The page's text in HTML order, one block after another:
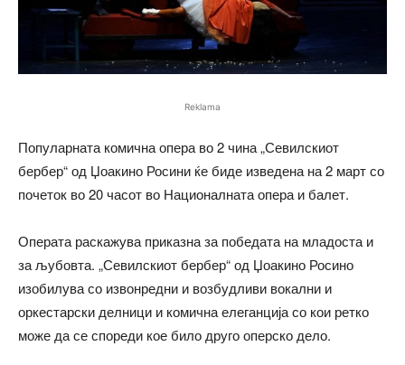
Reklama
Популарната комична опера во 2 чина „Севилскиот
бербер“ од Џоакино Росини ќе биде изведена на 2 март со
почеток во 20 часот во Националната опера и балет.
Операта раскажува приказна за победата на младоста и
за љубовта. „Севилскиот бербер“ од Џоакино Росино
изобилува со извонредни и возбудливи вокални и
оркестарски делници и комична елеганција со кои ретко
може да се спореди кое било друго оперско дело.